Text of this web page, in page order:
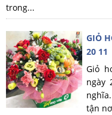
trong...
GIỎ
20 11
Giỏ
ngày
tận